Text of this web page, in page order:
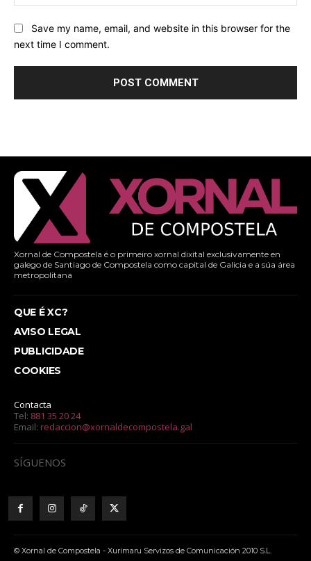
Save my name, email, and website in this browser for the
next time I comment.
Xornal de Compostela é o primeiro xornal dixital exclusivamente en
galego de Santiago de Compostela como capital de Galicia e a súa área
metropolitana
QUE É XC?
AVISO LEGAL
PUBLICIDADE
COOKIES
Contacta
Tel: 881 35 20 24
Email: redaccion@xornaldecompostela.gal
SÍGUENOS
© Xornal de Compostela - Xurimaru Servizos de Comunicación 2010 S.L.